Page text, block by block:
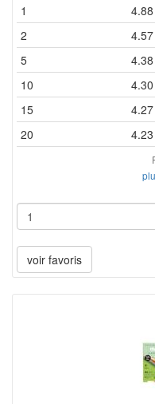
1 4.88
2 4.57
5 4.38
10 4.30
15 4.27
20 4.23
voir favoris